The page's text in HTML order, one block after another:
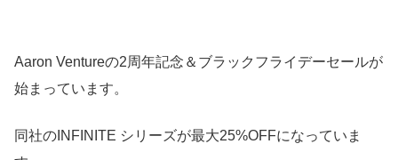
Aaron Ventureの2周年記念＆ブラックフライデーセールが
始まっています。
同社のINFINITE シリーズが最大25%OFFになっていま